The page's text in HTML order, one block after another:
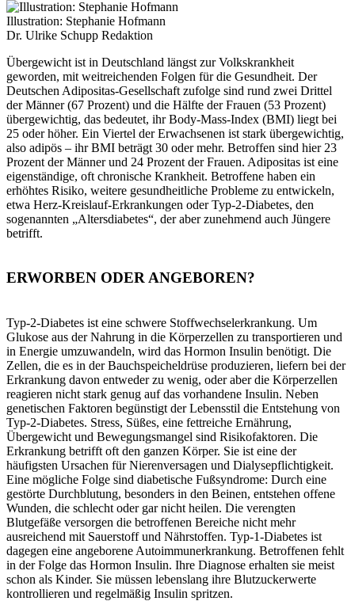
Illustration: Stephanie Hofmann
Dr. Ulrike Schupp Redaktion
Übergewicht ist in Deutschland längst zur Volkskrankheit
geworden, mit weitreichenden Folgen für die Gesundheit. Der
Deutschen Adipositas-Gesellschaft zufolge sind rund zwei Drittel
der Männer (67 Prozent) und die Hälfte der Frauen (53 Prozent)
übergewichtig, das bedeutet, ihr Body-Mass-Index (BMI) liegt bei
25 oder höher. Ein Viertel der Erwachsenen ist stark übergewichtig,
also adipös – ihr BMI beträgt 30 oder mehr. Betroffen sind hier 23
Prozent der Männer und 24 Prozent der Frauen. Adipositas ist eine
eigenständige, oft chronische Krankheit. Betroffene haben ein
erhöhtes Risiko, weitere gesundheitliche Probleme zu entwickeln,
etwa Herz-Kreislauf-Erkrankungen oder Typ-2-Diabetes, den
sogenannten „Altersdiabetes“, der aber zunehmend auch Jüngere
betrifft.
ERWORBEN ODER ANGEBOREN?
Typ-2-Diabetes ist eine schwere Stoffwechselerkrankung. Um
Glukose aus der Nahrung in die Körperzellen zu transportieren und
in Energie umzuwandeln, wird das Hormon Insulin benötigt. Die
Zellen, die es in der Bauchspeicheldrüse produzieren, liefern bei der
Erkrankung davon entweder zu wenig, oder aber die Körperzellen
reagieren nicht stark genug auf das vorhandene Insulin. Neben
genetischen Faktoren begünstigt der Lebensstil die Entstehung von
Typ-2-Diabetes. Stress, Süßes, eine fettreiche Ernährung,
Übergewicht und Bewegungsmangel sind Risikofaktoren. Die
Erkrankung betrifft oft den ganzen Körper. Sie ist eine der
häufigsten Ursachen für Nierenversagen und Dialysepflichtigkeit.
Eine mögliche Folge sind diabetische Fußsyndrome: Durch eine
gestörte Durchblutung, besonders in den Beinen, entstehen offene
Wunden, die schlecht oder gar nicht heilen. Die verengten
Blutgefäße versorgen die betroffenen Bereiche nicht mehr
ausreichend mit Sauerstoff und Nährstoffen. Typ-1-Diabetes ist
dagegen eine angeborene Autoimmunerkrankung. Betroffenen fehlt
in der Folge das Hormon Insulin. Ihre Diagnose erhalten sie meist
schon als Kinder. Sie müssen lebenslang ihre Blutzuckerwerte
kontrollieren und regelmäßig Insulin spritzen.